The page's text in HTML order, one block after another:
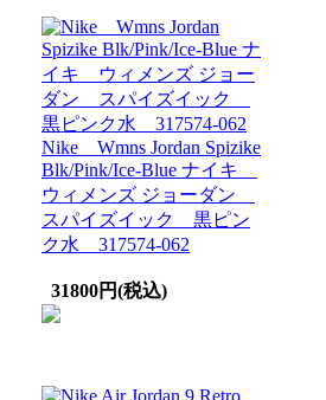
Nike Wmns Jordan Spizike
Blk/Pink/Ice-Blue ナイキ
ウィメンズ ジョーダン
スパイズイック 黒ピン
ク水 317574-062
31800円(税込)